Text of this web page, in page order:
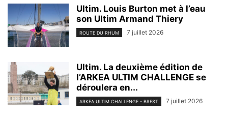
Ultim. Louis Burton met à l’eau
son Ultim Armand Thiery
ROUTE DU RHUM 7 juillet 2026
Ultim. La deuxième édition de
l’ARKEA ULTIM CHALLENGE se
déroulera en...
ARKEA ULTIM CHALLENGE - BREST 7 juillet 2026